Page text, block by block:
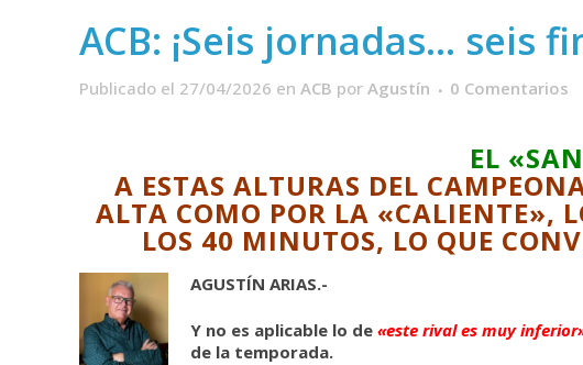
ACB: ¡Seis jornadas… seis
Publicado el 27/04/2026 en ACB por Agustín 0 Comentarios
EL
A ESTAS ALTURAS DEL
ALTA COMO POR LA «CALIENTE»,
LOS 40 MINUTOS, LO QUE
AGUSTÍN ARIAS.-
Y no es aplicable lo de «este rival es muy
de la temporada.